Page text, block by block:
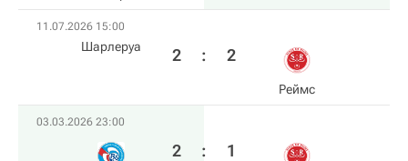
11.07.2026 15:00
Шарлеруа 2 : 2
Реймс
03.03.2026 23:00
2 : 1